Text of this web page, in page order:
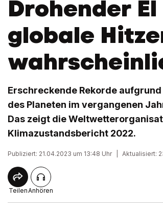
Drohender
globale
Erschreckende Rekorde
des Planeten im vergangenen
Das zeigt die
Klimazustandsbericht 2022.
Publiziert: 21.04.2023 um 13:48 Uhr Aktualisiert:
TeilenAnhören